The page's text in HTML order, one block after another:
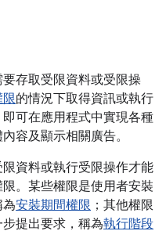
存取受限資料或受限操
限的情況下取得資訊或執行
可在應用程式中實現各種
容及顯示相關廣告。
資料或執行受限操作才能
。某些權限是使用者安裝
安裝期間權限 ；其他權限
提出要求，稱為執行階段